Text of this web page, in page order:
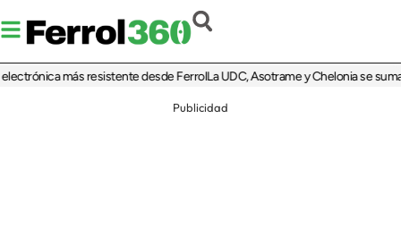
más resistente desde FerrolLa UDC, Asotrame y Chelonia se suman al
Publicidad